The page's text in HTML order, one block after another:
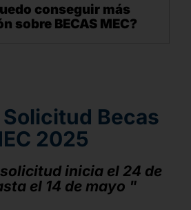
conseguir más
sobre BECAS MEC?
Solicitud Becas
2025
inicia el 24 de
el 14 de mayo "